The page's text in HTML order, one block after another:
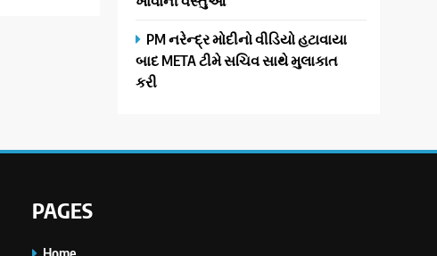
PM નરેન્દ્ર મોદીનો વીડિયો હટાવાયા
બાદ META ટીમે સચિવ સાથે મુલાકાત
કરી
PAGES